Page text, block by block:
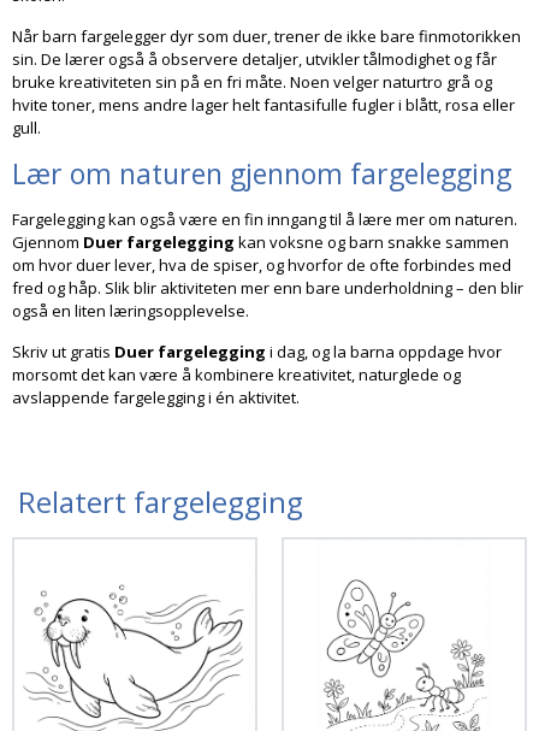
Når barn fargelegger dyr som duer, trener de ikke bare finmotorikken
sin. De lærer også å observere detaljer, utvikler tålmodighet og får
bruke kreativiteten sin på en fri måte. Noen velger naturtro grå og
hvite toner, mens andre lager helt fantasifulle fugler i blått, rosa eller
gull.
Lær om naturen gjennom fargelegging
Fargelegging kan også være en fin inngang til å lære mer om naturen.
Gjennom Duer fargelegging kan voksne og barn snakke sammen
om hvor duer lever, hva de spiser, og hvorfor de ofte forbindes med
fred og håp. Slik blir aktiviteten mer enn bare underholdning – den blir
også en liten læringsopplevelse.
Skriv ut gratis Duer fargelegging i dag, og la barna oppdage hvor
morsomt det kan være å kombinere kreativitet, naturglede og
avslappende fargelegging i én aktivitet.
Relatert fargelegging